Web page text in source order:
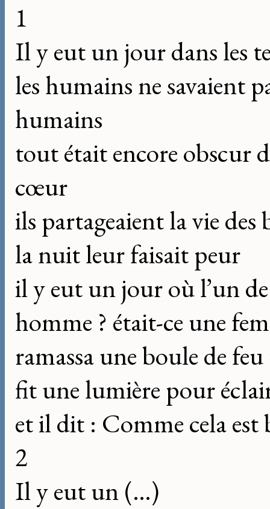
1
Il y eut un jour dans les
les humains ne savaient
humains
tout était encore obscur
cœur
ils partageaient la vie des
la nuit leur faisait peur
il y eut un jour où l’un
homme ? était-ce une
ramassa une boule de
fit une lumière pour
et il dit : Comme cela est
2
Il y eut un (…)